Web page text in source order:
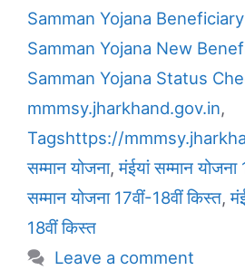
Samman Yojana
Samman Yojana New
Samman Yojana Status
mmmsy.jharkhand.gov.in,
Tagshttps://
सम्मान योजना,मंईयां सम्मान योजना
सम्मान योजना 17वीं-18वीं किस्त,
18वीं किस्त
Leave a comment